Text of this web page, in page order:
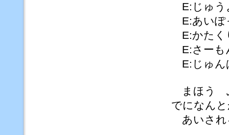
E:じゅう
E:あいぽ
E:かたく
E:さーも
E:じゅん
まほう
でになん
あいされ